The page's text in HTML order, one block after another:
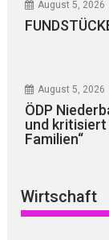
August 5, 2026
August 5, 2026
ÖDP
und kritisiert
Familien“
Wirtschaft